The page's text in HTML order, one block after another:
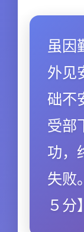
虽因
外见
础不
受部
功，
失败
５分】